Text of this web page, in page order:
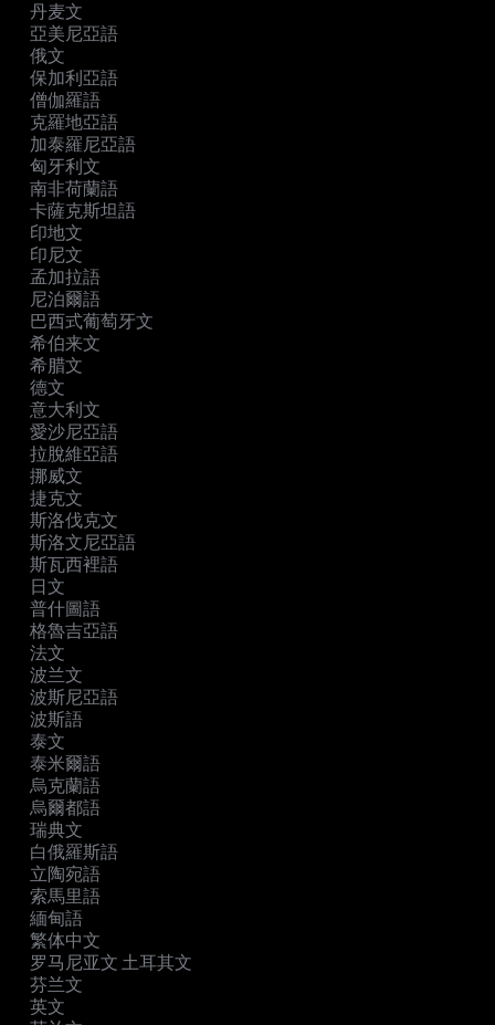
丹麦文
亞美尼亞語
俄文
保加利亞語
僧伽羅語
克羅地亞語
加泰羅尼亞語
匈牙利文
南非荷蘭語
卡薩克斯坦語
印地文
印尼文
孟加拉語
尼泊爾語
巴西式葡萄牙文
希伯来文
希腊文
德文
意大利文
愛沙尼亞語
拉脫維亞語
挪威文
捷克文
斯洛伐克文
斯洛文尼亞語
斯瓦西裡語
日文
普什圖語
格魯吉亞語
法文
波兰文
波斯尼亞語
波斯語
泰文
泰米爾語
烏克蘭語
烏爾都語
瑞典文
白俄羅斯語
立陶宛語
索馬里語
緬甸語
繁体中文
罗马尼亚文 土耳其文
芬兰文
英文